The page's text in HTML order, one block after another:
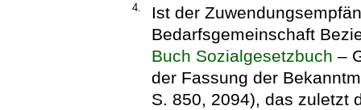
4.
Ist der
Bedarfsgemeinschaft
Buch Sozialgesetzbuch –
der Fassung der
S. 850, 2094), das zuletzt